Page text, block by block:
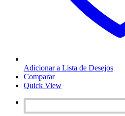
Adicionar a Lista de Desejos
Comparar
Quick View